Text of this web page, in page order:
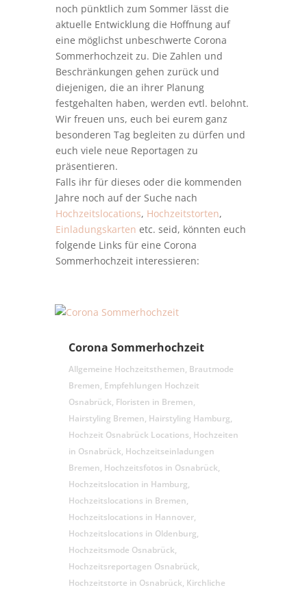
noch pünktlich zum Sommer lässt die
aktuelle Entwicklung die Hoffnung auf
eine möglichst unbeschwerte Corona
Sommerhochzeit zu. Die Zahlen und
Beschränkungen gehen zurück und
diejenigen, die an ihrer Planung
festgehalten haben, werden evtl. belohnt.
Wir freuen uns, euch bei eurem ganz
besonderen Tag begleiten zu dürfen und
euch viele neue Reportagen zu
präsentieren.
Falls ihr für dieses oder die kommenden
Jahre noch auf der Suche nach
Hochzeitslocations, Hochzeitstorten,
Einladungskarten etc. seid, könnten euch
folgende Links für eine Corona
Sommerhochzeit interessieren:
Corona Sommerhochzeit
Allgemeine Hochzeitsthemen, Brautmode
Bremen, Empfehlungen Hochzeit
Osnabrück, Floristen in Bremen,
Hairstyling Bremen, Hairstyling Hamburg,
Hochzeit Osnabrück Locations, Hochzeiten
in Osnabrück, Hochzeitseinladungen
Bremen, Hochzeitsfotos in Osnabrück,
Hochzeitslocation in Hamburg,
Hochzeitslocations in Bremen,
Hochzeitslocations in Hannover,
Hochzeitslocations in Oldenburg,
Hochzeitsmode Osnabrück,
Hochzeitsreportagen Osnabrück,
Hochzeitstorte in Osnabrück, Kirchliche